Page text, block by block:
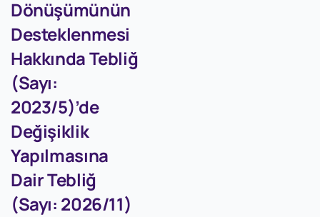
Dönüşümünün
Desteklenmesi
Hakkında Tebliğ
(Sayı:
2023/5)’de
Değişiklik
Yapılmasına
Dair Tebliğ
(Sayı: 2026/11)